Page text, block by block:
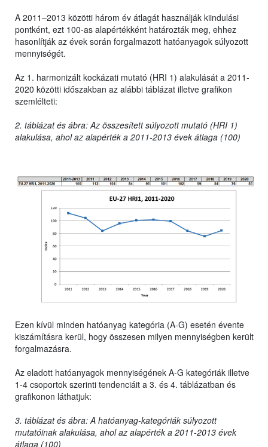
A 2011–2013 közötti három év átlagát használják kiindulási
pontként, ezt 100-as alapértékként határozták meg, ehhez
hasonlítják az évek során forgalmazott hatóanyagok súlyozott
mennyiségét.
Az 1. harmonizált kockázati mutató (HRI 1) alakulását a 2011-
2020 közötti időszakban az alábbi táblázat illetve grafikon
szemlélteti:
2. táblázat és ábra: Az összesített súlyozott mutató (HRI 1)
alakulása, ahol az alapérték a 2011-2013 évek átlaga (100)
Ezen kívül minden hatóanyag kategória (A-G) esetén évente
kiszámításra kerül, hogy összesen milyen mennyiségben került
forgalmazásra.
Az eladott hatóanyagok mennyiségének A-G kategóriák illetve
1-4 csoportok szerinti tendenciáit a 3. és 4. táblázatban és
grafikonon láthatjuk:
3. táblázat és ábra: A hatóanyag-kategóriák súlyozott
mutatóinak alakulása, ahol az alapérték a 2011-2013 évek
átlaga (100)